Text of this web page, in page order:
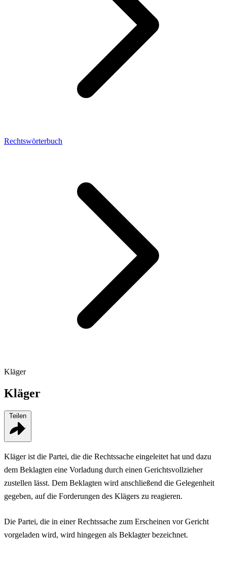
Rechtswörterbuch
Kläger
Kläger
Kläger ist die Partei, die die Rechtssache eingeleitet hat und dazu
dem Beklagten eine Vorladung durch einen Gerichtsvollzieher
zustellen lässt. Dem Beklagten wird anschließend die Gelegenheit
gegeben, auf die Forderungen des Klägers zu reagieren.
Die Partei, die in einer Rechtssache zum Erscheinen vor Gericht
vorgeladen wird, wird hingegen als Beklagter bezeichnet.